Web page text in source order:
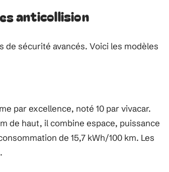
anticollision
de sécurité avancés. Voici les modèles
par excellence, noté 10 par vivacar.
de haut, il combine espace, puissance
de 15,7 kWh/100 km. Les